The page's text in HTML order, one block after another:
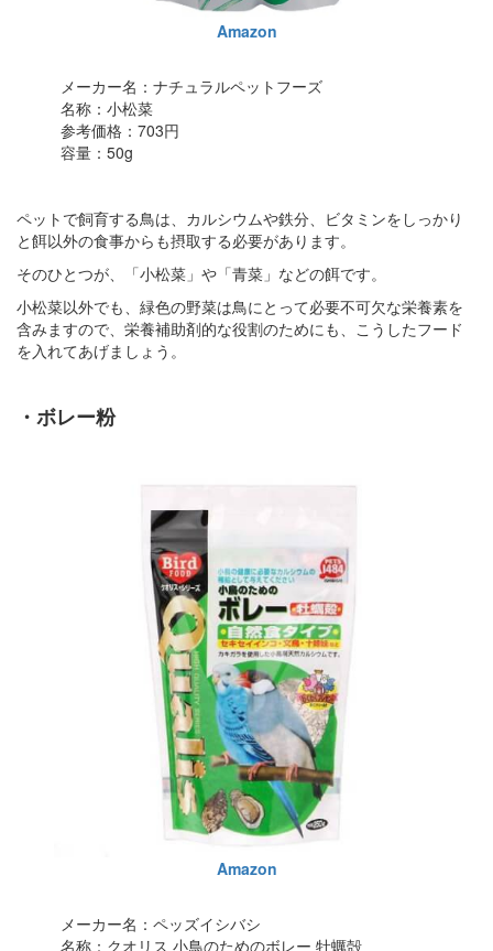
Amazon
メーカー名：ナチュラルペットフーズ
名称：小松菜
参考価格：703円
容量：50g
ペットで飼育する鳥は、カルシウムや鉄分、ビタミンをしっかり
と餌以外の食事からも摂取する必要があります。
そのひとつが、「小松菜」や「青菜」などの餌です。
小松菜以外でも、緑色の野菜は鳥にとって必要不可欠な栄養素を
含みますので、栄養補助剤的な役割のためにも、こうしたフード
を入れてあげましょう。
・ボレー粉
Amazon
メーカー名：ペッズイシバシ
名称：クオリス 小鳥のためのボレー 牡蠣殻